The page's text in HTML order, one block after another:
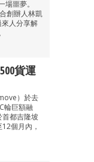
噩夢。
創辦人林凱
人分享解
貨運
）於去
輪巨額融
首都吉隆坡
個月內，